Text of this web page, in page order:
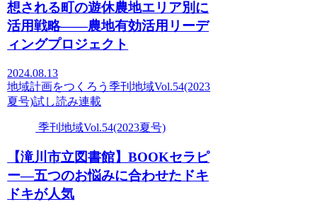
想される町の遊休農地エリア別に
活用戦略――農地有効活用リーデ
ィングプロジェクト
2024.08.13
地域計画をつくろう季刊地域Vol.54(2023
夏号)試し読み連載
季刊地域Vol.54(2023夏号)
【滝川市立図書館】BOOKセラピ
ー—五つのお悩みに合わせたドキ
ドキが人気